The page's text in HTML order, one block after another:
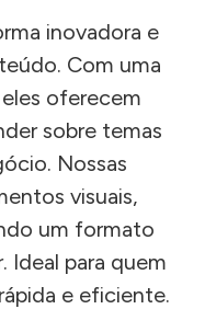
inovadora e
Com uma
oferecem
sobre temas
Nossas
visuais,
um formato
Ideal para quem
e eficiente.